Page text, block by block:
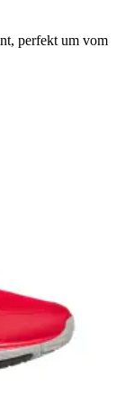
perfekt um vom